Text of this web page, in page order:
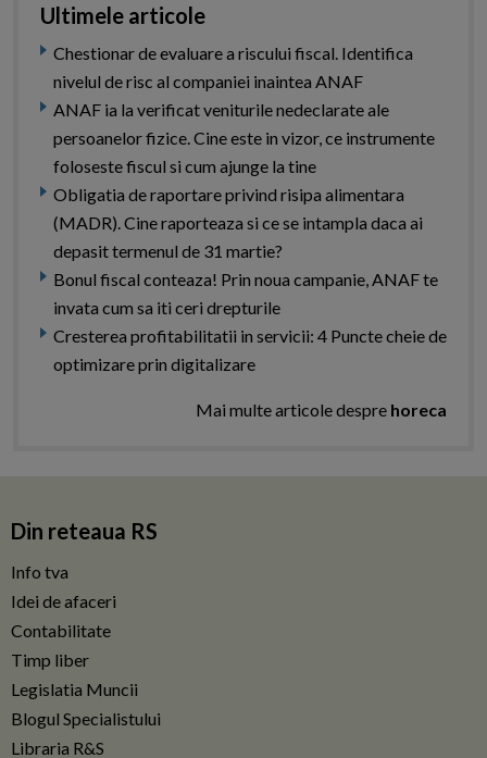
Ultimele articole
Chestionar de evaluare a riscului fiscal. Identifica
nivelul de risc al companiei inaintea ANAF
ANAF ia la verificat veniturile nedeclarate ale
persoanelor fizice. Cine este in vizor, ce instrumente
foloseste fiscul si cum ajunge la tine
Obligatia de raportare privind risipa alimentara
(MADR). Cine raporteaza si ce se intampla daca ai
depasit termenul de 31 martie?
Bonul fiscal conteaza! Prin noua campanie, ANAF te
invata cum sa iti ceri drepturile
Cresterea profitabilitatii in servicii: 4 Puncte cheie de
optimizare prin digitalizare
Mai multe articole despre horeca
Din reteaua RS
Info tva
Idei de afaceri
Contabilitate
Timp liber
Legislatia Muncii
Blogul Specialistului
Libraria R&S